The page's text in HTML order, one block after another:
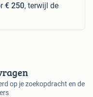
€ 250, terwijl de
op je zoekopdracht en de